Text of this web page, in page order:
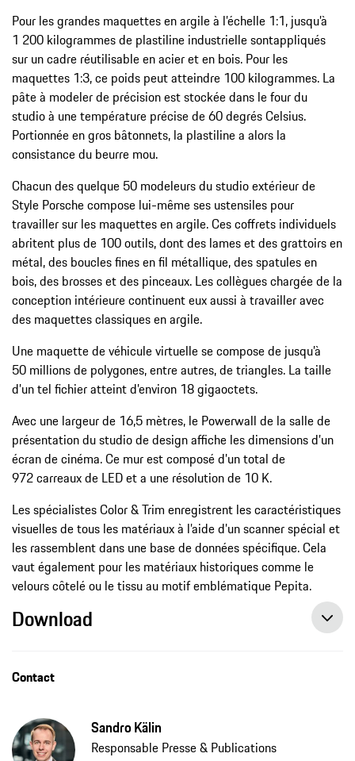
Pour les grandes maquettes en argile à l’échelle 1:1, jusqu’à
1 200 kilogrammes de plastiline industrielle sontappliqués
sur un cadre réutilisable en acier et en bois. Pour les
maquettes 1:3, ce poids peut atteindre 100 kilogrammes. La
pâte à modeler de précision est stockée dans le four du
studio à une température précise de 60 degrés Celsius.
Portionnée en gros bâtonnets, la plastiline a alors la
consistance du beurre mou.
Chacun des quelque 50 modeleurs du studio extérieur de
Style Porsche compose lui-même ses ustensiles pour
travailler sur les maquettes en argile. Ces coffrets individuels
abritent plus de 100 outils, dont des lames et des grattoirs en
métal, des boucles fines en fil métallique, des spatules en
bois, des brosses et des pinceaux. Les collègues chargée de la
conception intérieure continuent eux aussi à travailler avec
des maquettes classiques en argile.
Une maquette de véhicule virtuelle se compose de jusqu’à
50 millions de polygones, entre autres, de triangles. La taille
d’un tel fichier atteint d’environ 18 gigaoctets.
Avec une largeur de 16,5 mètres, le Powerwall de la salle de
présentation du studio de design affiche les dimensions d’un
écran de cinéma. Ce mur est composé d’un total de
972 carreaux de LED et a une résolution de 10 K.
Les spécialistes Color & Trim enregistrent les caractéristiques
visuelles de tous les matériaux à l’aide d’un scanner spécial et
les rassemblent dans une base de données spécifique. Cela
vaut également pour les matériaux historiques comme le
velours côtelé ou le tissu au motif emblématique Pepita.
Download
Contact
Sandro Kälin
Responsable Presse & Publications